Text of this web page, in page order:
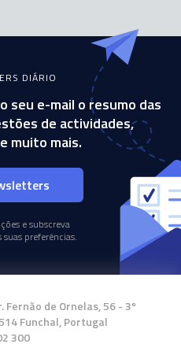
DIÁRIO
seu e-mail o resumo das
de actividades,
muito mais.
e subscreva
preferências.
Fernão de Ornelas, 56 - 3º
Funchal, Portugal
300